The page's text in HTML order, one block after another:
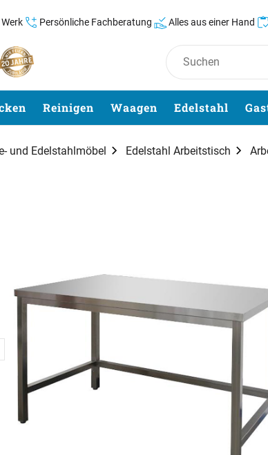
Persönliche Fachberatung Alles aus einer Hand
springen
Reinigen Waagen Edelstahl
und Edelstahlmöbel Edelstahl Arbeitstisch